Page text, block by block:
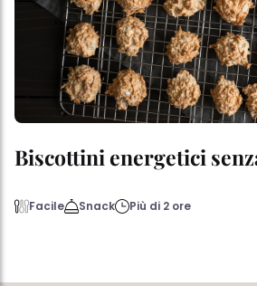
Biscottini energetici
Facile Snack Più di 2 ore